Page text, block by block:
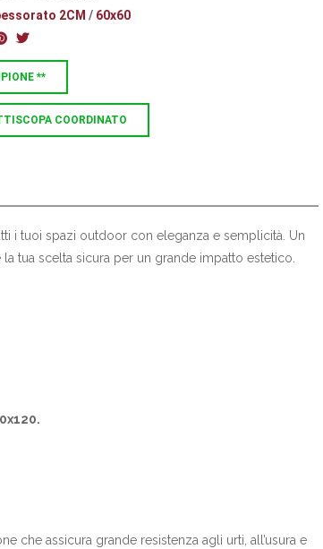
2CM / 60x60
**
COORDINATO
i tuoi spazi outdoor con eleganza e semplicità. Un
tua scelta sicura per un grande impatto estetico.
che assicura grande resistenza agli urti, all’usura e